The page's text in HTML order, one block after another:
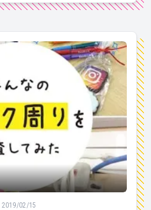
調査してみた。#プロモーション部
2019/02/15